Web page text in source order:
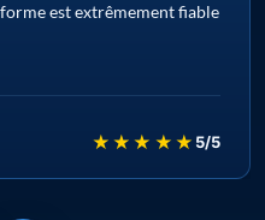
est extrêmement fiable
★★★★★ 5/5